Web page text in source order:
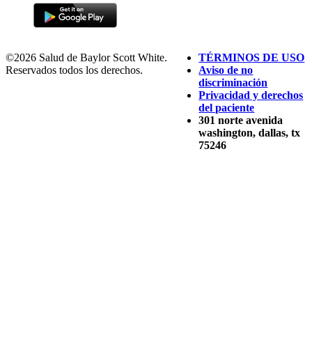
©2026 Salud de Baylor Scott White.
Reservados todos los derechos.
TÉRMINOS DE USO
Aviso de no
discriminación
Privacidad y derechos
del paciente
301 norte avenida
washington, dallas, tx
75246